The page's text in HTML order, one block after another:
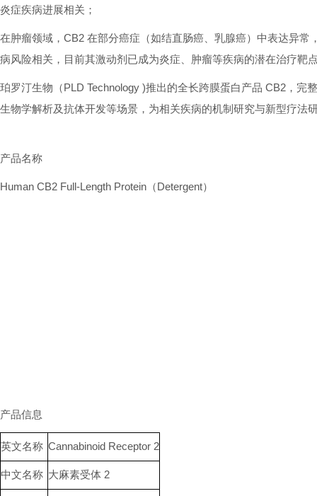
炎症疾病进展相关；
在肿瘤领域，CB2 在部分癌症（如结直肠癌、乳腺癌）中表达异
病风险相关，目前其激动剂已成为炎症、肿瘤等疾病的潜在治疗靶
珀罗汀生物（PLD Technology )推出的全长跨膜蛋白产品 CB2，
生物学解析及抗体开发等场景，为相关疾病的机制研究与新型疗法
产品名称
Human CB2 Full-Length Protein（Detergent）
产品信息
英文名称 Cannabinoid Receptor 2
中文名称 大麻素受体 2